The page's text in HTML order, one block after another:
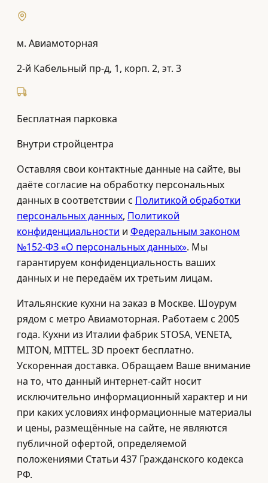
м. Авиамоторная
2-й Кабельный пр-д, 1, корп. 2, эт. 3
Бесплатная парковка
Внутри стройцентра
Оставляя свои контактные данные на сайте, вы
даёте согласие на обработку персональных
данных в соответствии с Политикой обработки
персональных данных, Политикой
конфиденциальности и Федеральным законом
№152-ФЗ «О персональных данных». Мы
гарантируем конфиденциальность ваших
данных и не передаём их третьим лицам.
Итальянские кухни на заказ в Москве. Шоурум
рядом с метро Авиамоторная. Работаем с 2005
года. Кухни из Италии фабрик STOSA, VENETA,
MITON, MITTEL. 3D проект бесплатно.
Ускоренная доставка. Обращаем Ваше внимание
на то, что данный интернет-сайт носит
исключительно информационный характер и ни
при каких условиях информационные материалы
и цены, размещённые на сайте, не являются
публичной офертой, определяемой
положениями Статьи 437 Гражданского кодекса
РФ.